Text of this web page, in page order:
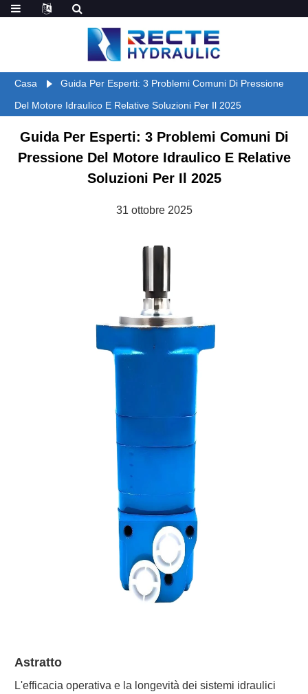
Casa
Guida Per Esperti: 3 Problemi Comuni Di Pressione
Del Motore Idraulico E Relative Soluzioni Per Il 2025
Guida Per Esperti: 3 Problemi Comuni Di
Pressione Del Motore Idraulico E Relative
Soluzioni Per Il 2025
31 ottobre 2025
Astratto
L'efficacia operativa e la longevità dei sistemi idraulici